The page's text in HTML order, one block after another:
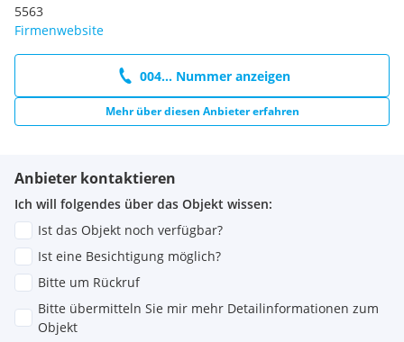
5563
Firmenwebsite
004... Nummer anzeigen
Mehr über diesen Anbieter erfahren
Anbieter kontaktieren
Ich will folgendes über das Objekt wissen:
Ist das Objekt noch verfügbar?
Ist eine Besichtigung möglich?
Bitte um Rückruf
Bitte übermitteln Sie mir mehr Detailinformationen zum
Objekt